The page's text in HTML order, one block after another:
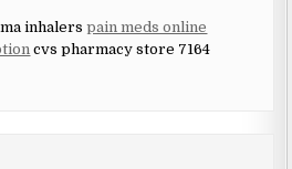
inhalerspain meds online
cvs pharmacy store 7164